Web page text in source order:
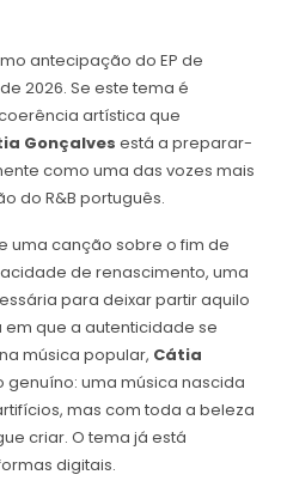
antecipação do EP de
2026. Se este tema é
artística que
Gonçalves está a preparar-
como uma das vozes mais
do R&B português.
uma canção sobre o fim de
de renascimento, uma
para deixar partir aquilo
em que a autenticidade se
música popular, Cátia
uma música nascida
mas com toda a beleza
criar. O tema já está
digitais.